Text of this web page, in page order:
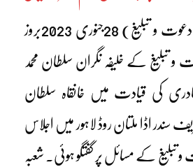
(نمائندہ خصوصی شعبہ دعوت و تبلیغ) 28جنوری 2023بروز
و تبلیغ کے خلیفہ نگران سلطان محمد
کی قیادت میں خانقاہ سلطان
سندر اڈا ملتان روڈ لاہور میں اجلاس
تبلیغ کے مسائل پر گفتگو ہوئی۔ شعبہ